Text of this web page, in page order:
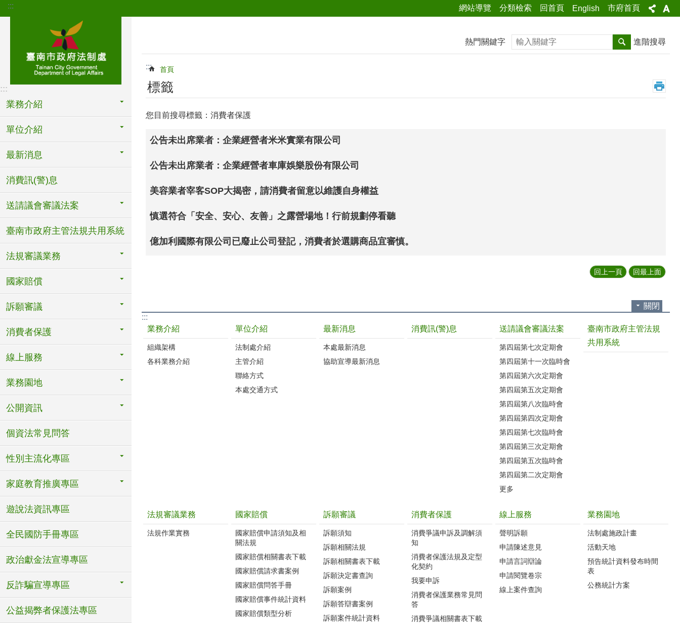
跳到主要內容區塊
::: 網站導覽 分類檢索 回首頁 English 市府首頁
:::
業務介紹
單位介紹
最新消息
消費訊(警)息
送請議會審議法案
臺南市政府主管法規共用系統
法規審議業務
國家賠償
訴願審議
消費者保護
線上服務
業務園地
公開資訊
個資法常見問答
性別主流化專區
家庭教育推廣專區
遊說法資訊專區
全民國防手冊專區
政治獻金法宣導專區
反詐騙宣導專區
公益揭弊者保護法專區
熱門關鍵字 搜尋 進階搜尋
::: 首頁
標籤
您目前搜尋標籤：消費者保護
公告未出席業者：企業經營者米米實業有限公司
公告未出席業者：企業經營者車庫娛樂股份有限公司
美容業者宰客SOP大揭密，請消費者留意以維護自身權益
慎選符合「安全、安心、友善」之露營場地！行前規劃停看聽
億加利國際有限公司已廢止公司登記，消費者於選購商品宜審慎。
回上一頁 回最上面
關閉
:::
業務介紹
組織架構
各科業務介紹
單位介紹
法制處介紹
主管介紹
聯絡方式
本處交通方式
最新消息
本處最新消息
協助宣導最新消息
消費訊(警)息 送請議會審議法案
第四屆第七次定期會
第四屆第十一次臨時會
第四屆第六次定期會
第四屆第五次定期會
第四屆第八次臨時會
第四屆第四次定期會
第四屆第七次臨時會
第四屆第三次定期會
第四屆第五次臨時會
第四屆第二次定期會
更多
臺南市政府主管法規
共用系統
法規審議業務
法規作業實務
國家賠償
國家賠償申請須知及相
關法規
國家賠償相關書表下載
國家賠償請求書案例
國家賠償問答手冊
國家賠償事件統計資料
國家賠償類型分析
訴願審議
訴願須知
訴願相關法規
訴願相關書表下載
訴願決定書查詢
訴願案例
訴願答辯書案例
訴願案件統計資料
消費者保護
消費爭議申訴及調解須
知
消費者保護法規及定型
化契約
我要申訴
消費者保護業務常見問
答
消費爭議相關書表下載
線上服務
聲明訴願
申請陳述意見
申請言詞辯論
申請閱覽卷宗
線上案件查詢
業務園地
法制處施政計畫
活動天地
預告統計資料發布時間
表
公務統計方案